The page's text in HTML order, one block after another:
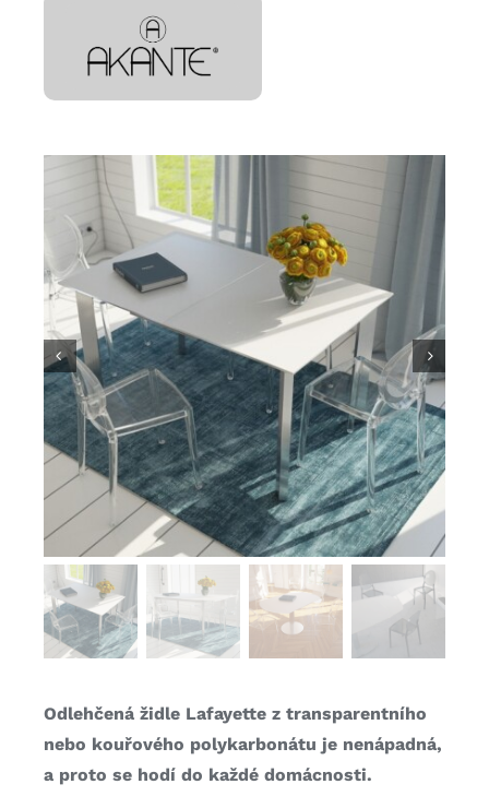
Odlehčená židle Lafayette z transparentního
nebo kouřového polykarbonátu je nenápadná,
a proto se hodí do každé domácnosti.